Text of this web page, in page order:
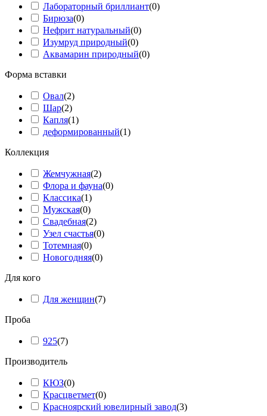
Лабораторный бриллиант(0)
Бирюза(0)
Нефрит натуральный(0)
Изумруд природный(0)
Аквамарин природный(0)
Форма вставки
Овал(2)
Шар(2)
Капля(1)
деформированный(1)
Коллекция
Жемчужная(2)
Флора и фауна(0)
Классика(1)
Мужская(0)
Свадебная(2)
Узел счастья(0)
Тотемная(0)
Новогодняя(0)
Для кого
Для женщин(7)
Проба
925(7)
Производитель
КЮЗ(0)
Красцветмет(0)
Красноярский ювелирный завод(3)